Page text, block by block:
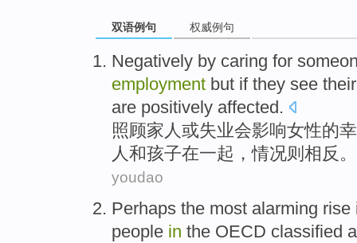
双语例句 权威例句
Negatively by caring for
employment but if they see
are positively affected.
照顾家人或失业会影响女性的
人和孩子在一起，情况则相反。
youdao
Perhaps the most alarming rise
people in the OECD classified